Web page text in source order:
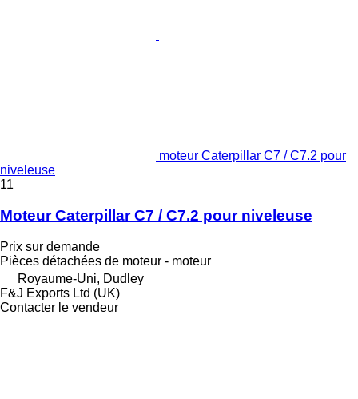
moteur Caterpillar C7 / C7.2 pour
niveleuse
11
Moteur Caterpillar C7 / C7.2 pour niveleuse
Prix sur demande
Pièces détachées de moteur - moteur
Royaume-Uni, Dudley
F&J Exports Ltd (UK)
Contacter le vendeur